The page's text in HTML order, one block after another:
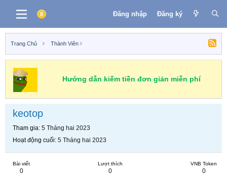
Đăng nhập Đăng ký
Trang Chủ Thành Viên
Hướng dẫn kiếm tiền đơn giản miễn phí
keotop
Tham gia 5 Tháng hai 2023
Hoạt động cuối 5 Tháng hai 2023
Bài viết
0
Lượt thích
0
VNB Token
0